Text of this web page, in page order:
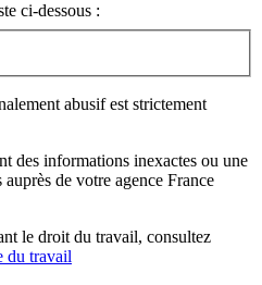
ci-dessous :
abusif est strictement
des informations inexactes ou une
auprès de votre agence France
le droit du travail, consultez
du travail